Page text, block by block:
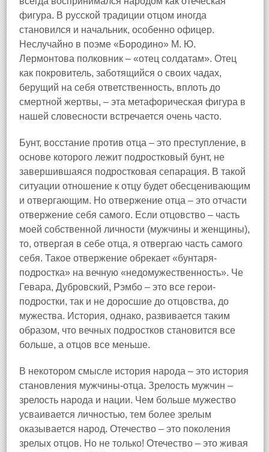
фигура. В русской традиции отцом иногда
становился и начальник, особенно офицер.
Неслучайно в поэме «Бородино» М. Ю.
Лермонтова полковник – «отец солдатам». Отец
как покровитель, заботящийся о своих чадах,
берущий на себя ответственность, вплоть до
смертной жертвы, – эта метафорическая фигура в
нашей словесности встречается очень часто.
Бунт, восстание против отца – это преступление, в
основе которого лежит подростковый бунт, не
завершившаяся подростковая сепарация. В такой
ситуации отношение к отцу будет обесценивающим
и отвергающим. Но отвержение отца – это отчасти
отвержение себя самого. Если отцовство – часть
моей собственной личности (мужчины и женщины),
то, отвергая в себе отца, я отвергаю часть самого
себя. Такое отвержение обрекает «бунтаря-
подростка» на вечную «недомужественность». Че
Гевара, Дубровский, Рэмбо – это все герои-
подростки, так и не доросшие до отцовства, до
мужества. История, однако, развивается таким
образом, что вечных подростков становится все
больше, а отцов все меньше.
В некотором смысле история народа – это история
становления мужчины-отца. Зрелость мужчин –
зрелость народа и нации. Чем больше мужество
усваивается личностью, тем более зрелым
оказывается народ. Отечество – это поколения
зрелых отцов. Но не только! Отечество – это живая